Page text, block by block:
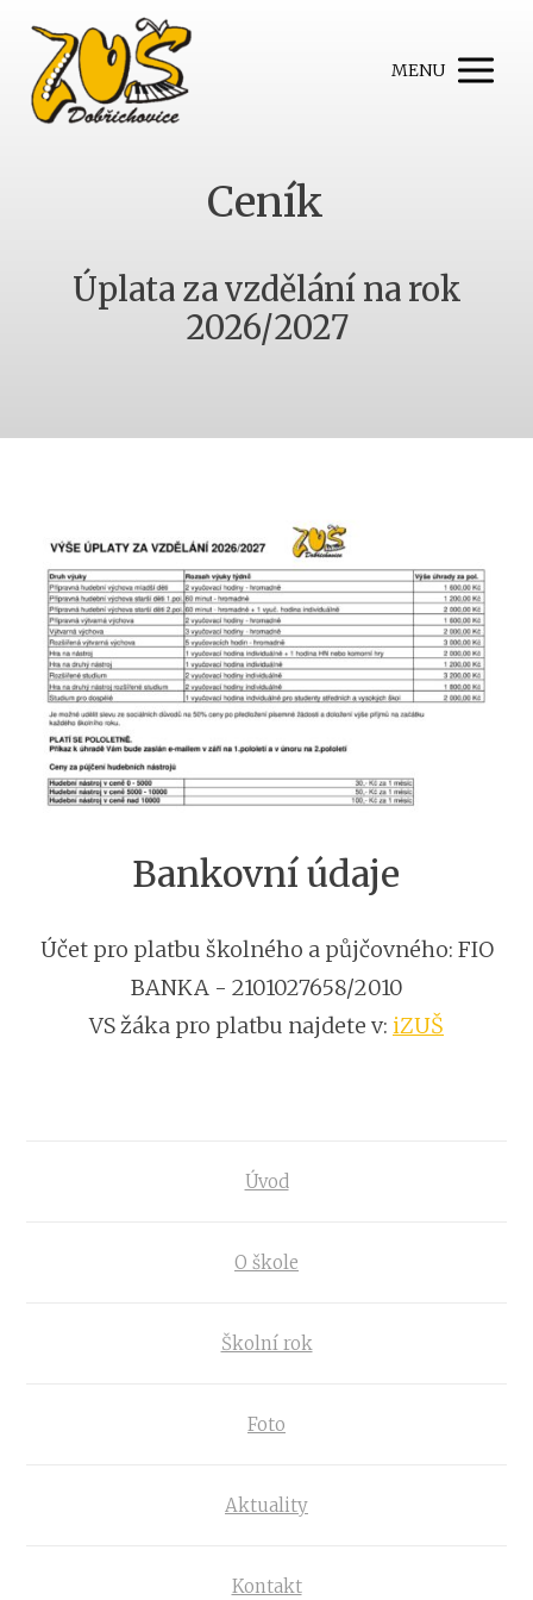
MENU
Ceník
Úplata za vzdělání na rok
2026/2027
Bankovní údaje
Účet pro platbu školného a půjčovného: FIO
BANKA - 2101027658/2010
VS žáka pro platbu najdete v: iZUŠ
Úvod
O škole
Školní rok
Foto
Aktuality
Kontakt